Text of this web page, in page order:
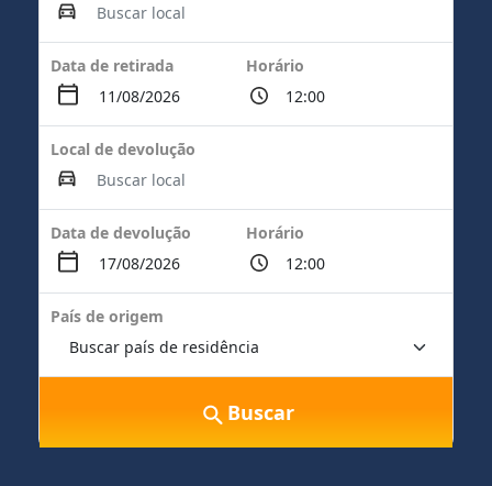
Data de retirada Horário
Local de devolução
Data de devolução Horário
País de origem
Buscar